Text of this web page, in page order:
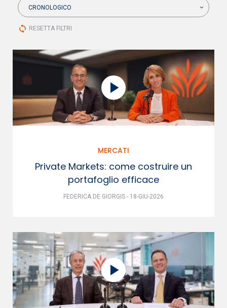
CRONOLOGICO
sync RESETTA FILTRI
MERCATI
Private Markets: come costruire un
portafoglio efficace
FEDERICA DE GIORGIS - 18-GIU-2026